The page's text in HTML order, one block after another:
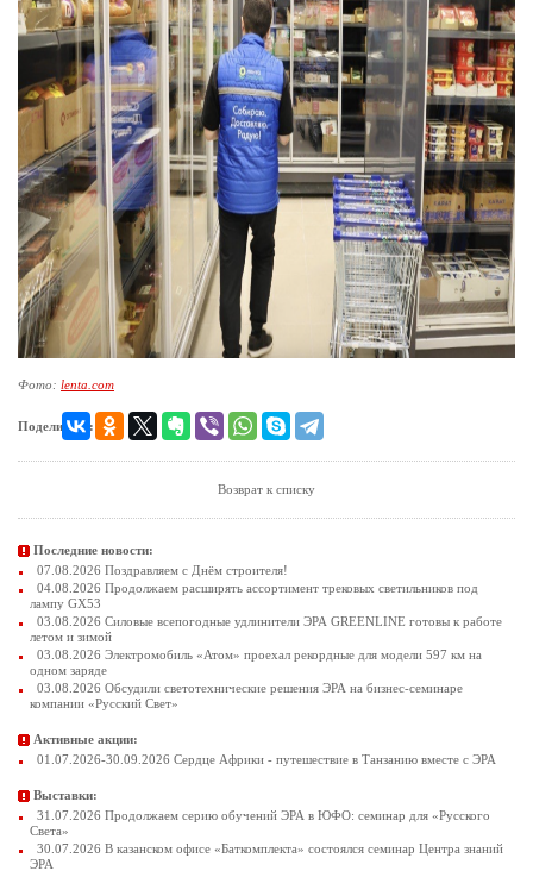
Фото: lenta.com
Поделиться:
Возврат к списку
Последние новости:
07.08.2026 Поздравляем с Днём строителя!
04.08.2026 Продолжаем расширять ассортимент трековых светильников под
лампу GX53
03.08.2026 Силовые всепогодные удлинители ЭРА GREENLINE готовы к работе
летом и зимой
03.08.2026 Электромобиль «Атом» проехал рекордные для модели 597 км на
одном заряде
03.08.2026 Обсудили светотехнические решения ЭРА на бизнес-семинаре
компании «Русский Свет»
Активные акции:
01.07.2026-30.09.2026 Сердце Африки - путешествие в Танзанию вместе с ЭРА
Выставки:
31.07.2026 Продолжаем серию обучений ЭРА в ЮФО: семинар для «Русского
Света»
30.07.2026 В казанском офисе «Баткомплекта» состоялся семинар Центра знаний
ЭРА